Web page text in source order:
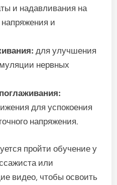
и надавливания на
и
для улучшения
нервных
для успокоения
напряжения.
пройти обучение у
или
видео, чтобы освоить